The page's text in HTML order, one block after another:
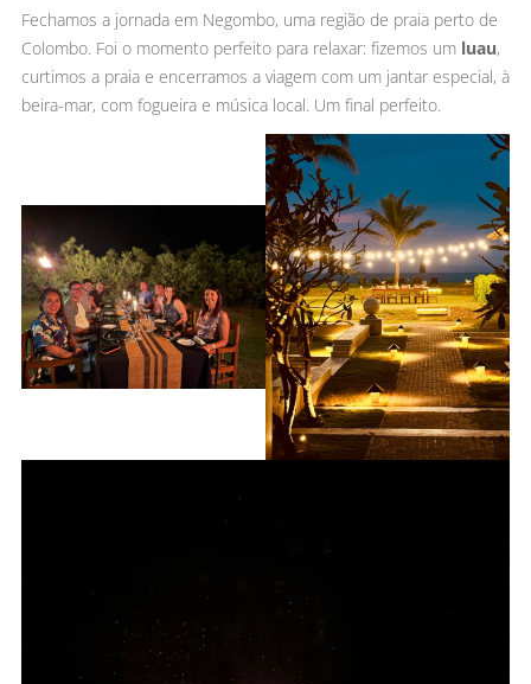
Fechamos a jornada em Negombo, uma região de praia perto de
Colombo. Foi o momento perfeito para relaxar: fizemos um luau,
curtimos a praia e encerramos a viagem com um jantar especial, à
beira-mar, com fogueira e música local. Um final perfeito.